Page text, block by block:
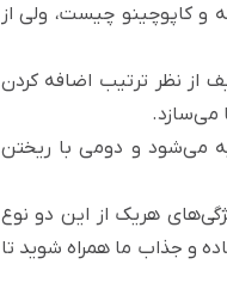
و کاپوچینو چیست، ولی از
از نظر ترتیب اضافه کردن
می‌سازد.
می‌شود و دومی با ریختن
هریک از این دو نوع
و جذاب ما همراه شوید تا